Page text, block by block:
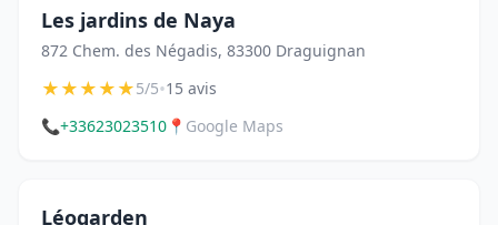
Les jardins de Naya
872 Chem. des Négadis, 83300 Draguignan
★★★★★5/5•15 avis
📞+33623023510 📍 Google Maps
Léogarden